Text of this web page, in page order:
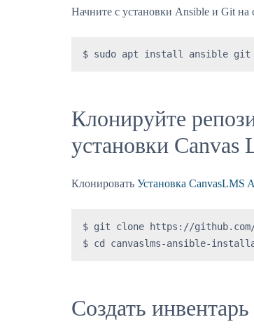
Начните с установки Ansible и Git на
$ sudo apt install ansible git
Клонируйте
установки Canvas
Клонировать Установка CanvasLMS
$ git clone https://github.com/
$ cd canvaslms-ansible-
Создать